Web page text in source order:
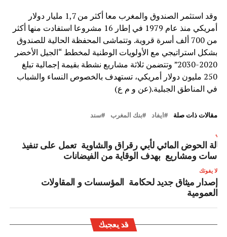
وقد استثمر الصندوق والمغرب معا أكثر من 1,7 مليار دولار
أمريكي منذ عام 1979 في إطار 16 مشروعا استفادت منها أكثر
من 700 ألف أسرة قروية. وتتماشى المحفظة الحالية للصندوق
بشكل استراتيجي مع الأولويات الوطنية لمخطط “الجيل الأخضر
2020-2030” وتتضمن ثلاثة مشاريع نشطة بقيمة إجمالية تبلغ
250 مليون دولار أمريكي، تستهدف بالخصوص النساء والشباب
في المناطق الجبلية.(عن و م ع)
مقالات ذات صلة ايفاد بنك المغرب سند
الحوض المائي لأبي رقراق والشاوية تعمل على تنفيذ
ومشاريع بهدف الوقاية من الفيضانات
لا يفوتك
إصدار ميثاق جديد لحكامة المؤسسات و المقاولات
العمومية
قد يعجبك